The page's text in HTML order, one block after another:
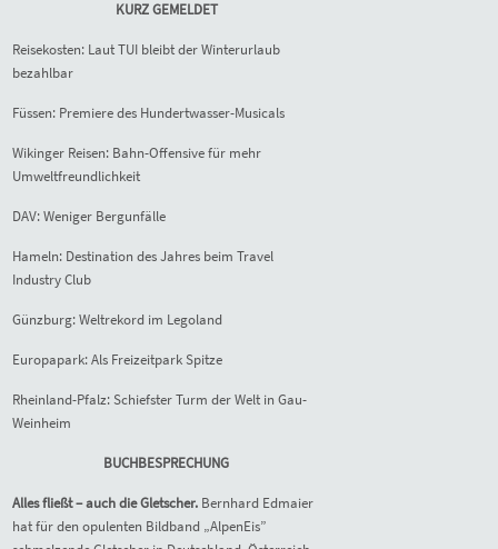
KURZ GEMELDET
Reisekosten: Laut TUI bleibt der Winterurlaub
bezahlbar
Füssen: Premiere des Hundertwasser-Musicals
Wikinger Reisen: Bahn-Offensive für mehr
Umweltfreundlichkeit
DAV: Weniger Bergunfälle
Hameln: Destination des Jahres beim Travel
Industry Club
Günzburg: Weltrekord im Legoland
Europapark: Als Freizeitpark Spitze
Rheinland-Pfalz: Schiefster Turm der Welt in Gau-
Weinheim
BUCHBESPRECHUNG
Alles fließt – auch die Gletscher. Bernhard Edmaier
hat für den opulenten Bildband „AlpenEis”